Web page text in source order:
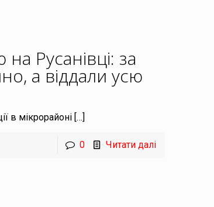
Русанівці: за
а віддали усю
в мікрорайоні […]
0 Читати далі